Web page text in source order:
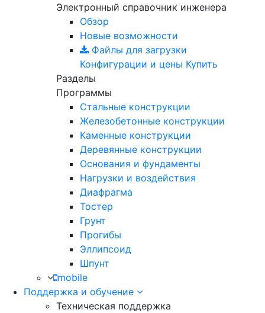
Электронный справочник инженера
Обзор
Новые возможности
Файлы для загрузки
Конфигурации и цены Купить
Разделы
Программы
Стальные конструкции
Железобетонные конструкции
Каменные конструкции
Деревянные конструкции
Основания и фундаменты
Нагрузки и воздействия
Диафрагма
Тостер
Грунт
Прогибы
Эллипсоид
Шпунт
mobile
Поддержка и обучение
Техническая поддержка